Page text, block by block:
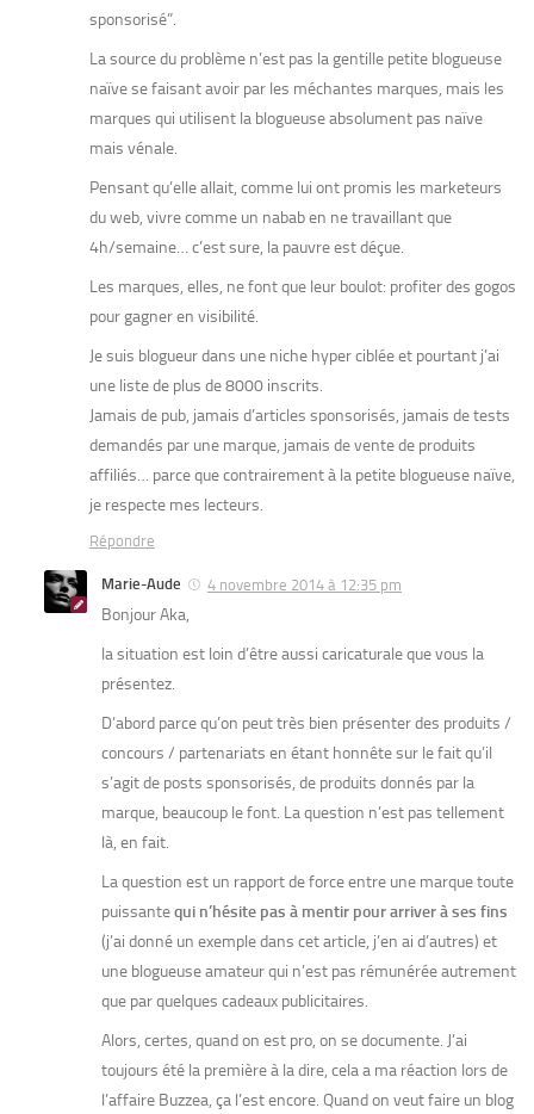
sponsorisé”.
La source du problème n’est pas la gentille petite blogueuse
naïve se faisant avoir par les méchantes marques, mais les
marques qui utilisent la blogueuse absolument pas naïve
mais vénale.
Pensant qu’elle allait, comme lui ont promis les marketeurs
du web, vivre comme un nabab en ne travaillant que
4h/semaine… c’est sure, la pauvre est déçue.
Les marques, elles, ne font que leur boulot: profiter des gogos
pour gagner en visibilité.
Je suis blogueur dans une niche hyper ciblée et pourtant j’ai
une liste de plus de 8000 inscrits.
Jamais de pub, jamais d’articles sponsorisés, jamais de tests
demandés par une marque, jamais de vente de produits
affiliés… parce que contrairement à la petite blogueuse naïve,
je respecte mes lecteurs.
Répondre
Marie-Aude 4 novembre 2014 à 12:35 pm
Bonjour Aka,
la situation est loin d’être aussi caricaturale que vous la
présentez.
D’abord parce qu’on peut très bien présenter des produits /
concours / partenariats en étant honnête sur le fait qu’il
s’agit de posts sponsorisés, de produits donnés par la
marque, beaucoup le font. La question n’est pas tellement
là, en fait.
La question est un rapport de force entre une marque toute
puissantequi n’hésite pas à mentir pour arriver à ses fins
(j’ai donné un exemple dans cet article, j’en ai d’autres) et
une blogueuse amateur qui n’est pas rémunérée autrement
que par quelques cadeaux publicitaires.
Alors, certes, quand on est pro, on se documente. J’ai
toujours été la première à la dire, cela a ma réaction lors de
l’affaire Buzzea, ça l’est encore. Quand on veut faire un blog